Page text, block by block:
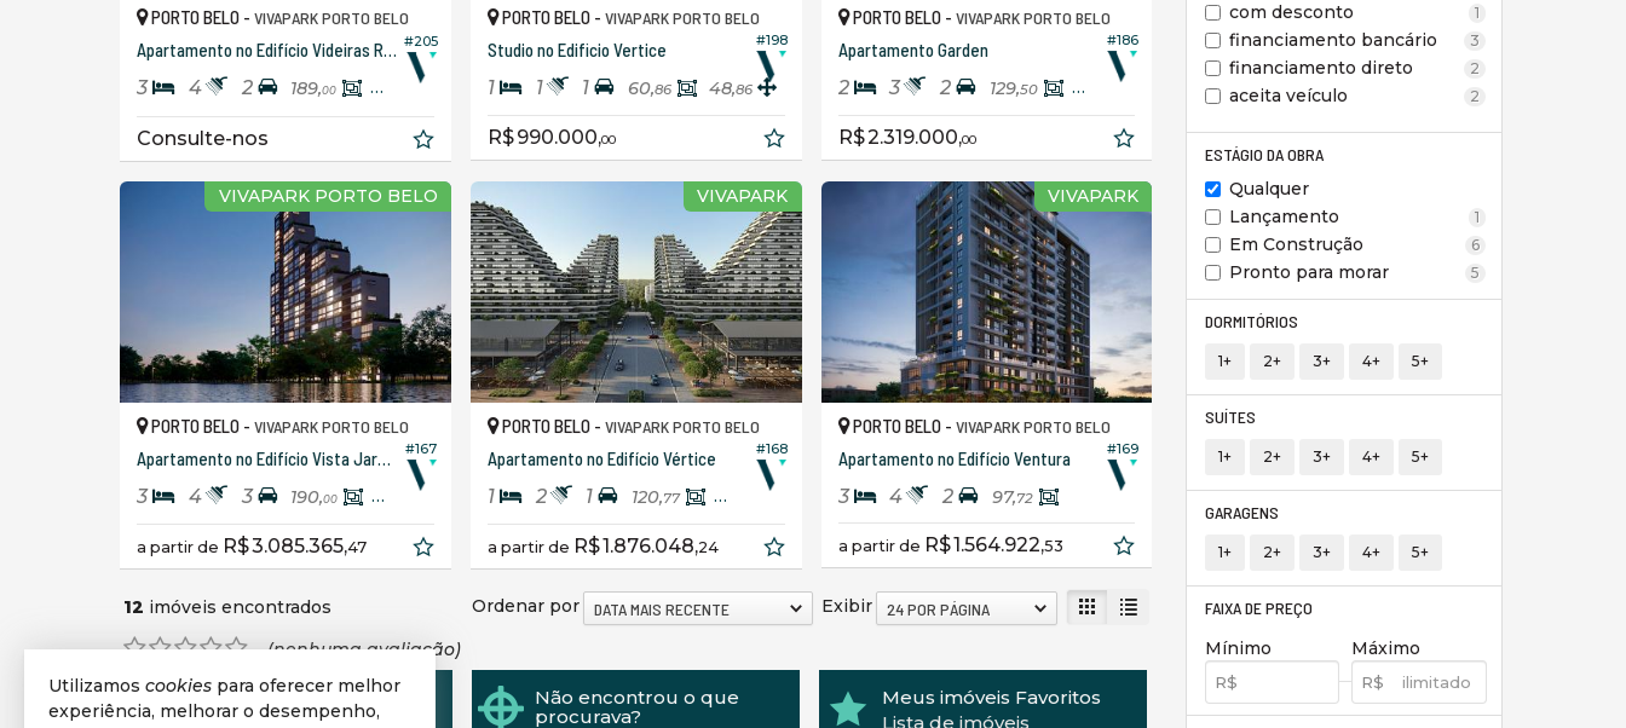
com desconto 1
financiamento bancário 3
financiamento direto 2
aceita veículo 2
ESTÁGIO DA OBRA
Qualquer
Lançamento
1
Em Construção 6
Pronto para morar 5
DORMITÓRIOS
1+ 2+ 3+ 4+ 5+
SUÍTES
1+ 2+ 3+ 4+ 5+
GARAGENS
1+ 2+ 3+ 4+ 5+
FAIXA DE PREÇO
Mínimo Máximo
#205
PORTO BELO - VIVAPARK PORTO BELO
Apartamento no Edifício Videiras Residence
3 4 2 189,00 159,
Consulte-nos
#198
PORTO BELO - VIVAPARK PORTO BELO
Studio no Edificio Vertice
1 1 1 60,86 48,86
R$ 990.000,00
#186
PORTO BELO - VIVAPARK PORTO BELO
Apartamento Garden
2 3 2 129,50 88,
R$ 2.319.000,00
VIVAPARK PORTO BELO
#167
PORTO BELO - VIVAPARK PORTO BELO
Apartamento no Edifício Vista Jardins
3 4 3 190,00 175,
a partir de R$ 3.085.365,47
VIVAPARK
#168
PORTO BELO - VIVAPARK PORTO BELO
Apartamento no Edifício Vértice
1 2 1 120,77 100,
a partir de R$ 1.876.048,24
VIVAPARK
#169
PORTO BELO - VIVAPARK PORTO BELO
Apartamento no Edifício Ventura
3 4 2 97,72
a partir de R$ 1.564.922,53
12 imóveis encontrados Exibir 24 POR PÁGINA
Ordenar por DATA MAIS RECENTE
(nenhuma avaliação)
Quer vender seu imóvel?
Cadastre-se e anuncie
Não encontrou o que
procurava?
Meus imóveis Favoritos
Lista de imóveis
Utilizamos cookies para oferecer melhor
experiência, melhorar o desempenho,